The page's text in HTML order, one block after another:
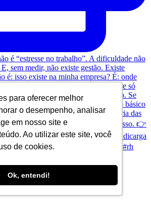
para oferecer melhor
o desempenho, analisar
em nosso site e
Ao utilizar este site, você
de cookies.
Ok, entendi!